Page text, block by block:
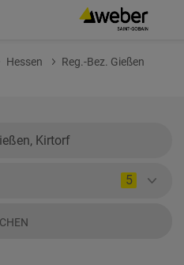
Hessen
Reg.-Bez. Gießen
5